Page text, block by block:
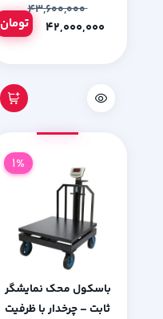
۴۳,۶۰۰,۰۰۰
تومان
باسکول محک نمایشگر
ثابت – چرخدار با ظرفیت
1%